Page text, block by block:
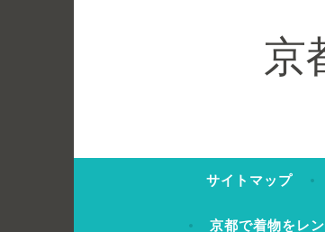
ス
京
サイトマップ
京都で着物をレ